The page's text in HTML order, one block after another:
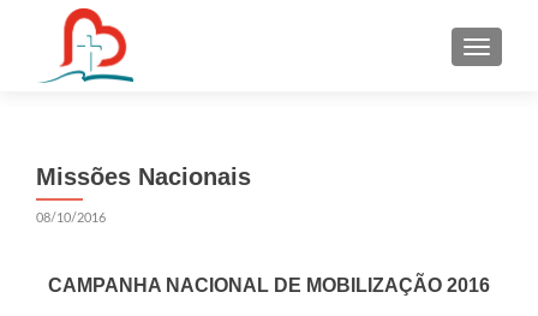
Missões Nacionais
08/10/2016
CAMPANHA NACIONAL DE MOBILIZAÇÃO 2016